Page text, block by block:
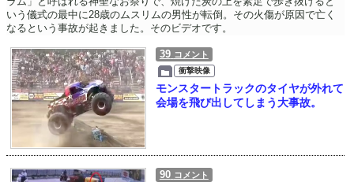
いう儀式の最中に28歳のムスリムの男性が転倒。その火傷が原因で亡く
なるという事故が起きました。そのビデオです。
39 コメント
衝撃映像
モンスタートラックのタイヤが外れて
会場を飛び出してしまう大事故。
90 コメント